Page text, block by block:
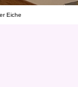
Eiche